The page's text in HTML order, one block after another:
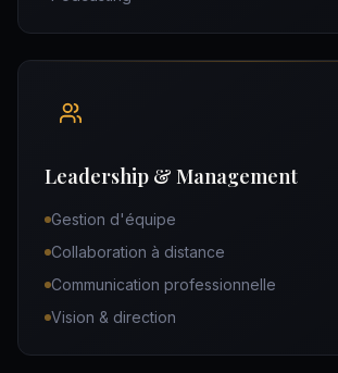
Leadership & Management
Gestion d'équipe
Collaboration à distance
Communication professionnelle
Vision & direction